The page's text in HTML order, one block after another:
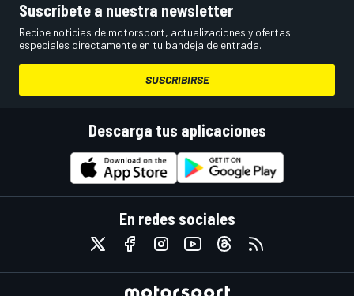
Suscríbete a nuestra newsletter
Recibe noticias de motorsport, actualizaciones y ofertas
especiales directamente en tu bandeja de entrada.
SUSCRIBIRSE
Descarga tus aplicaciones
En redes sociales